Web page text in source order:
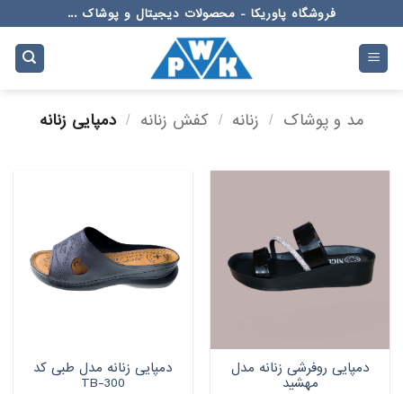
to
content
فروشگاه پاوریکا - محصولات دیجیتال و پوشاک ...
مد و پوشاک / زنانه / کفش زنانه / دمپایی زنانه
دمپایی روفرشی زنانه مدل
مهشید
دمپایی زنانه مدل طبی کد
TB-300